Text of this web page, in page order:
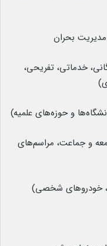
خدماتی، تفریحی،
و حوزه‌های علمیه)
و جماعت، مراسم‌های
خودروهای شخصی)